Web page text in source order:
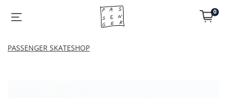
0
PASSENGER SKATESHOP